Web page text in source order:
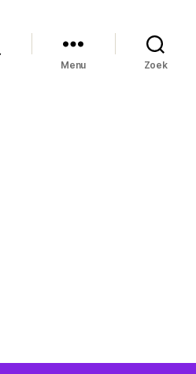
Menu Zoek